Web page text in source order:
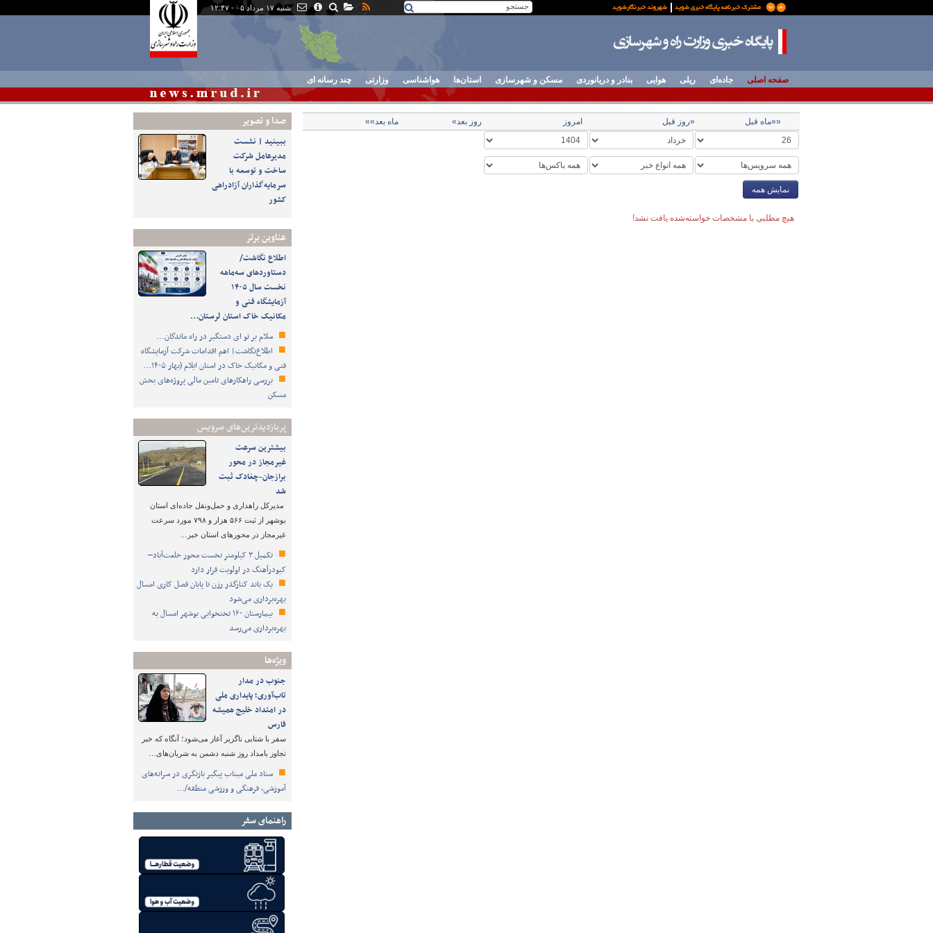
شنبه ۱۷ مرداد ۰۵ - ۱۲:۴۷
صفحه اصلی جاده‌ای ریلی هوایی بنادر و دریانوردی مسکن و شهرسازی استان‌ها هواشناسی وزارتی چند رسانه ای
صدا و تصوير
ببینید | نشست
مدیرعامل شرکت
ساخت و توسعه با
سرمایه‌گذاران آزادراهی
کشور
عناوین برتر
اطلاع نگاشت/
دستاوردهای سه‌ماهه
نخست سال ۱۴۰۵
آزمایشگاه فنی و
مکانیک خاک استان لرستان…
سلام بر تو ای دستگیر در راه ماندگان...
اطلاع‌نگاشت| اهم اقدامات شرکت آزمایشگاه
فنی و مکانیک خاک در استان ایلام (بهار ۱۴۰۵…
بررسی راهکارهای تامین مالی پروژه‌های بخش
مسکن
پربازدیدترین‌های سرویس
بیشترین سرعت
غیرمجاز در محور
برازجان-چغادک ثبت
شد
مدیرکل راهداری و حمل‌ونقل جاده‌ای استان
بوشهر از ثبت ۵۶۶ هزار و ۷۹۸ مورد سرعت
غیرمجاز در محورهای استان خبر…
تکمیل ۳ کیلومتر نخست محور خلعت‌آباد–
کبودرآهنگ در اولویت قرار دارد
یک باند کنارگذر رزن تا پایان فصل کاری امسال
بهره‌برداری می‌شود
بیمارستان ۱۶۰ تختخوابی بوشهر امسال به
بهره‌برداری می‌رسد
ویژه‌ها
جنوب در مدار
تاب‌آوری؛ پایداری ملی
در امتداد خلیج همیشه
فارس
سفر با شتابی ناگزیر آغاز می‌شود؛ آنگاه که خبر
تجاوز بامداد روز شنبه دشمن به شریان‌های…
ستاد ملی میناب پیگیر بازنگری در سرانه‌های
آموزشی، فرهنگی و ورزشی منطقه/…
راهنمای سفر
««ماه قبل «روز قبل امروز روز بعد» ماه بعد»»
نمایش همه
هیچ مطلبی با مشخصات خواسته‌شده یافت نشد!